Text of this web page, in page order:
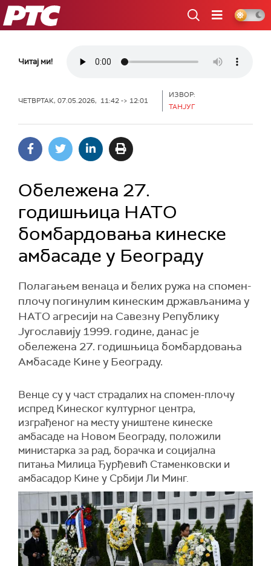
РТС
Читај ми!
ЧЕТВРТАК, 07.05.2026, 11:42 -> 12:01
ИЗВОР:
ТАНЈУГ
Обележена 27.
годишњица НАТО
бомбардовања кинеске
амбасаде у Београду
Полагањем венаца и белих ружа на спомен-
плочу погинулим кинеским држављанима у
НАТО агресији на Савезну Републику
Југославију 1999. године, данас је
обележена 27. годишњица бомбардовања
Амбасаде Кине у Београду.
Венце су у част страдалих на спомен-плочу
испред Кинеског културног центра,
изграђеног на месту уништене кинеске
амбасаде на Новом Београду, положили
министарка за рад, борачка и социјална
питања Милица Ђурђевић Стаменковски и
амбасадор Кине у Србији Ли Минг.